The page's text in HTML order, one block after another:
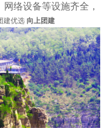
络设备等设施齐全，
建优选 向上团建